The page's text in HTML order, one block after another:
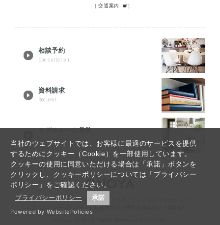
当社のウェブサイトでは、お客様に最適のサービスを提供
するためにクッキー（Cookie）を一部使用しています。
クッキーの使用に同意いただける場合は「承諾」ボタンを
クリックし、クッキーポリシーについては「プライバシー
ポリシー」をご確認ください。
プライバシーポリシー
承諾
Powered by WebsitePolicies
[交通案内 ]
相談予約
Consultation
資料請求
Request
モデルルーム見学
Tour reservation
仙台リノベーションTOP Q&A｜